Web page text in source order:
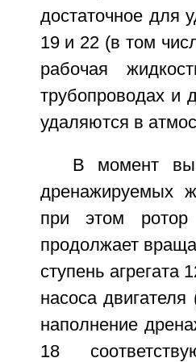
достаточное для
19 и 22 (в том
рабочая
трубопроводах и
удаляются в
В момент
дренажируемых
при этом ротор
продолжает
ступень
насоса
наполнение
18